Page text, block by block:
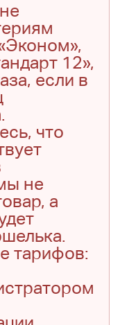
12»,
если в
что
не
а
тарифов: